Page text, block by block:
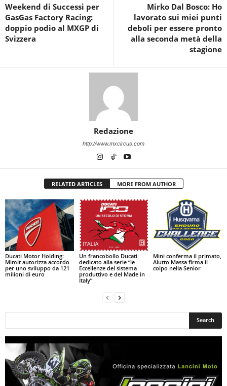
Weekend di Successi per
GasGas Factory Racing:
doppio podio al MXGP di
Svizzera
Mirko Dal Bosco: Ho
lavorato sui miei punti
deboli per essere pronto
alla seconda metà della
stagione
Redazione
http://www.mxcircus.com
RELATED ARTICLES MORE FROM AUTHOR
Ducati Motor Holding:
Mimit autorizza accordo
per uno sviluppo da 121
milioni di euro
Un francobollo Ducati
dedicato alla serie “le
Eccellenze del sistema
produttivo e del Made in
Italy”
Mini conferma il primato,
Alutto Massa firma il
colpo nella Senior